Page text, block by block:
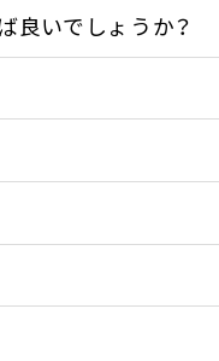
良いでしょうか？